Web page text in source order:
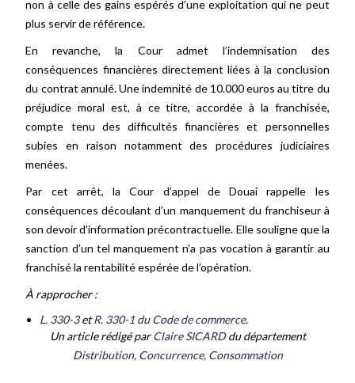
non à celle des gains espérés d’une exploitation qui ne peut
plus servir de référence.
En revanche, la Cour admet l’indemnisation des
conséquences financières directement liées à la conclusion
du contrat annulé. Une indemnité de 10.000 euros au titre du
préjudice moral est, à ce titre, accordée à la franchisée,
compte tenu des difficultés financières et personnelles
subies en raison notamment des procédures judiciaires
menées.
Par cet arrêt, la Cour d’appel de Douai rappelle les
conséquences découlant d’un manquement du franchiseur à
son devoir d’information précontractuelle. Elle souligne que la
sanction d’un tel manquement n’a pas vocation à garantir au
franchisé la rentabilité espérée de l’opération.
À rapprocher :
L. 330-3etR. 330-1 du Code de commerce.
Un article rédigé parClaire SICARDdu département
Distribution, Concurrence, Consommation